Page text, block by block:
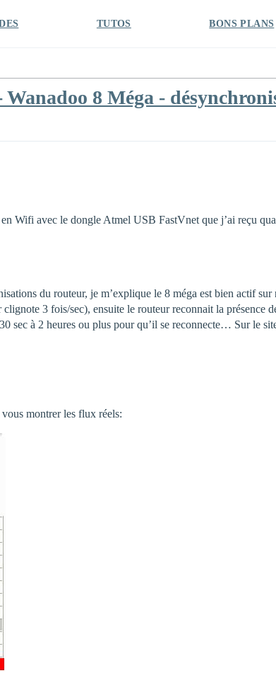
TUTOS BONS PLANS
8 Méga -
Wifi avec le dongle Atmel USB FastVnet que j’ai reçu
du routeur, je m’explique le 8 méga est bien actif
3 fois/sec), ensuite le routeur reconnait la présence
sec à 2 heures ou plus pour qu’il se reconnecte… Sur le
montrer les flux réels: